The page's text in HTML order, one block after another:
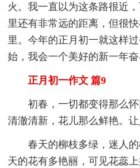
火。我一直以为这条路很近
里还有非常远的距离，但很
里。今年的正月初一就这样
始，我会一个美好的新一年奋
正月初一作文 篇9
初春，一切都变得那么怀
清澈清新，花儿那么鲜艳。让
春天的柳枝多绿，迷人的
天的花有多艳丽，可见花蕊